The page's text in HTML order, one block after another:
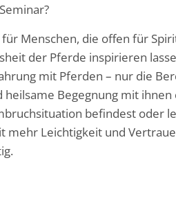
Menschen, die offen für
der Pferde inspirieren
mit Pferden – nur die
heilsame Begegnung mit ihnen
befindest oder
mehr Leichtigkeit und